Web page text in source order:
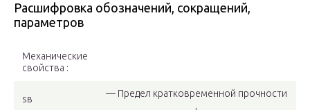
Расшифровка обозначений, сокращений,
параметров
Механические
свойства :
sв
— Предел кратковременной прочности